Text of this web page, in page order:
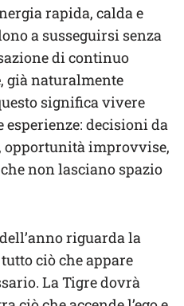
rapida, calda e
a susseguirsi senza
di continuo
, già naturalmente
significa vivere
decisioni da
opportunità improvvise,
non lasciano spazio
riguarda la
ciò che appare
La Tigre dovrà